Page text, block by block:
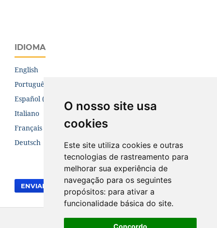
O nosso site usa
cookies
Este site utiliza cookies e outras
tecnologias de rastreamento para
melhorar sua experiência de
navegação para os seguintes
propósitos: para ativar a
funcionalidade básica do site.
Concordo
IDIOMA
English
Português (Brasil)
Español (España)
Italiano
Français (Canada)
Deutsch
ENVIAR SUBMISSÃO